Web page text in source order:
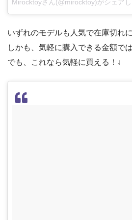
Mirocktoyさん(@mirocktoy)がシェア
いずれのモデルも人気で在庫切れ
しかも、気軽に購入できる金額で
でも、これなら気軽に買える！↓